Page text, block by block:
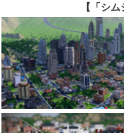
【「シ